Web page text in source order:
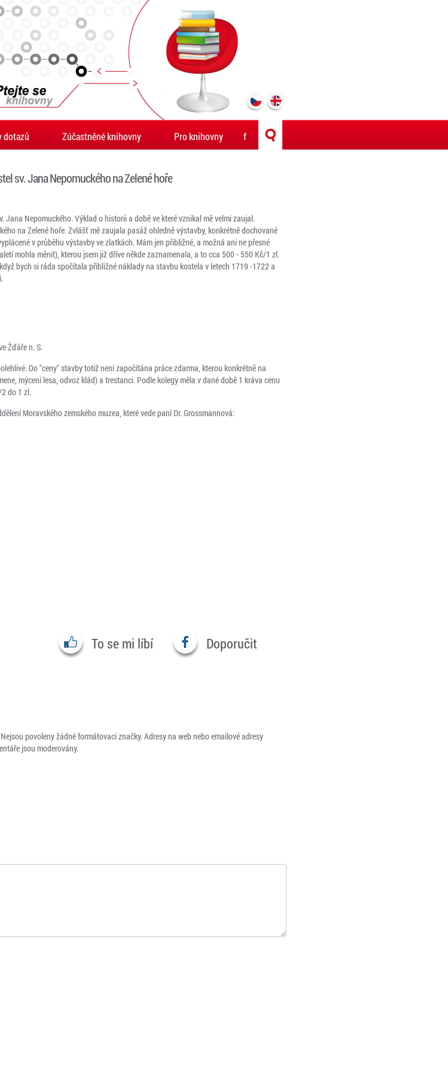
dotazů Zúčastněné knihovny Pro knihovny f
sv. Jana Nepomuckého na Zelené hoře
Nepomuckého. Výklad o historii a době ve které vznikal mě velmi zaujal.
na Zelené hoře. Zvlášť mě zaujala pasáž ohledně výstavby, konkrétně dochované
v průběhu výstavby ve zlatkách. Mám jen přibližné, a možná ani ne přesné
mohla měnit), kterou jsem již dříve někde zaznamenala, a to cca 500 - 550 Kč/1 zl.
bych si ráda spočítala přibližné náklady na stavbu kostela v letech 1719 -1722 a
Žďáře n. S.
Do "ceny" stavby totiž není započítána práce zdarma, kterou konkrétně na
mýcení lesa, odvoz klád) a trestanci. Podle kolegy měla v dané době 1 kráva cenu
do 1 zl.
Moravského zemského muzea, které vede paní Dr. Grossmannová:
To se mi líbí Doporučit
povoleny žádné formátovací značky. Adresy na web nebo emailové adresy
jsou moderovány.